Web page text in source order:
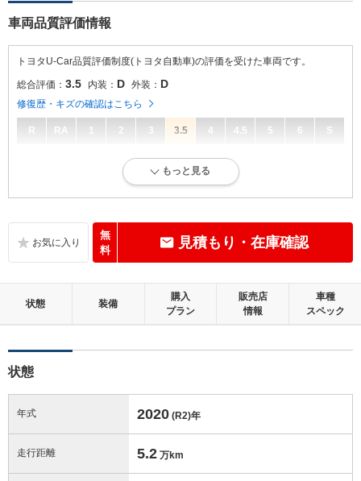
車両品質評価情報
トヨタU-Car品質評価制度(トヨタ自動車)の評価を受けた車両です。
総合評価： 3.5 内装： D 外装： D
修復歴・キズの確認はこちら
R RA 1 2 3 3.5 4 4.5 5 6 S
キズ、へこみは若干ありますが、比較的良好な状態です。
気になる使用感やいたみが複数あります。
この中古車の「車両品質評価書」を見る
もっと見る
無
料
見積もり・在庫確認
状態 装備
購入
プラン
販売店
情報
車種
スペック
状態
年式 2020 (R2)年
走行距離 5.2 万km